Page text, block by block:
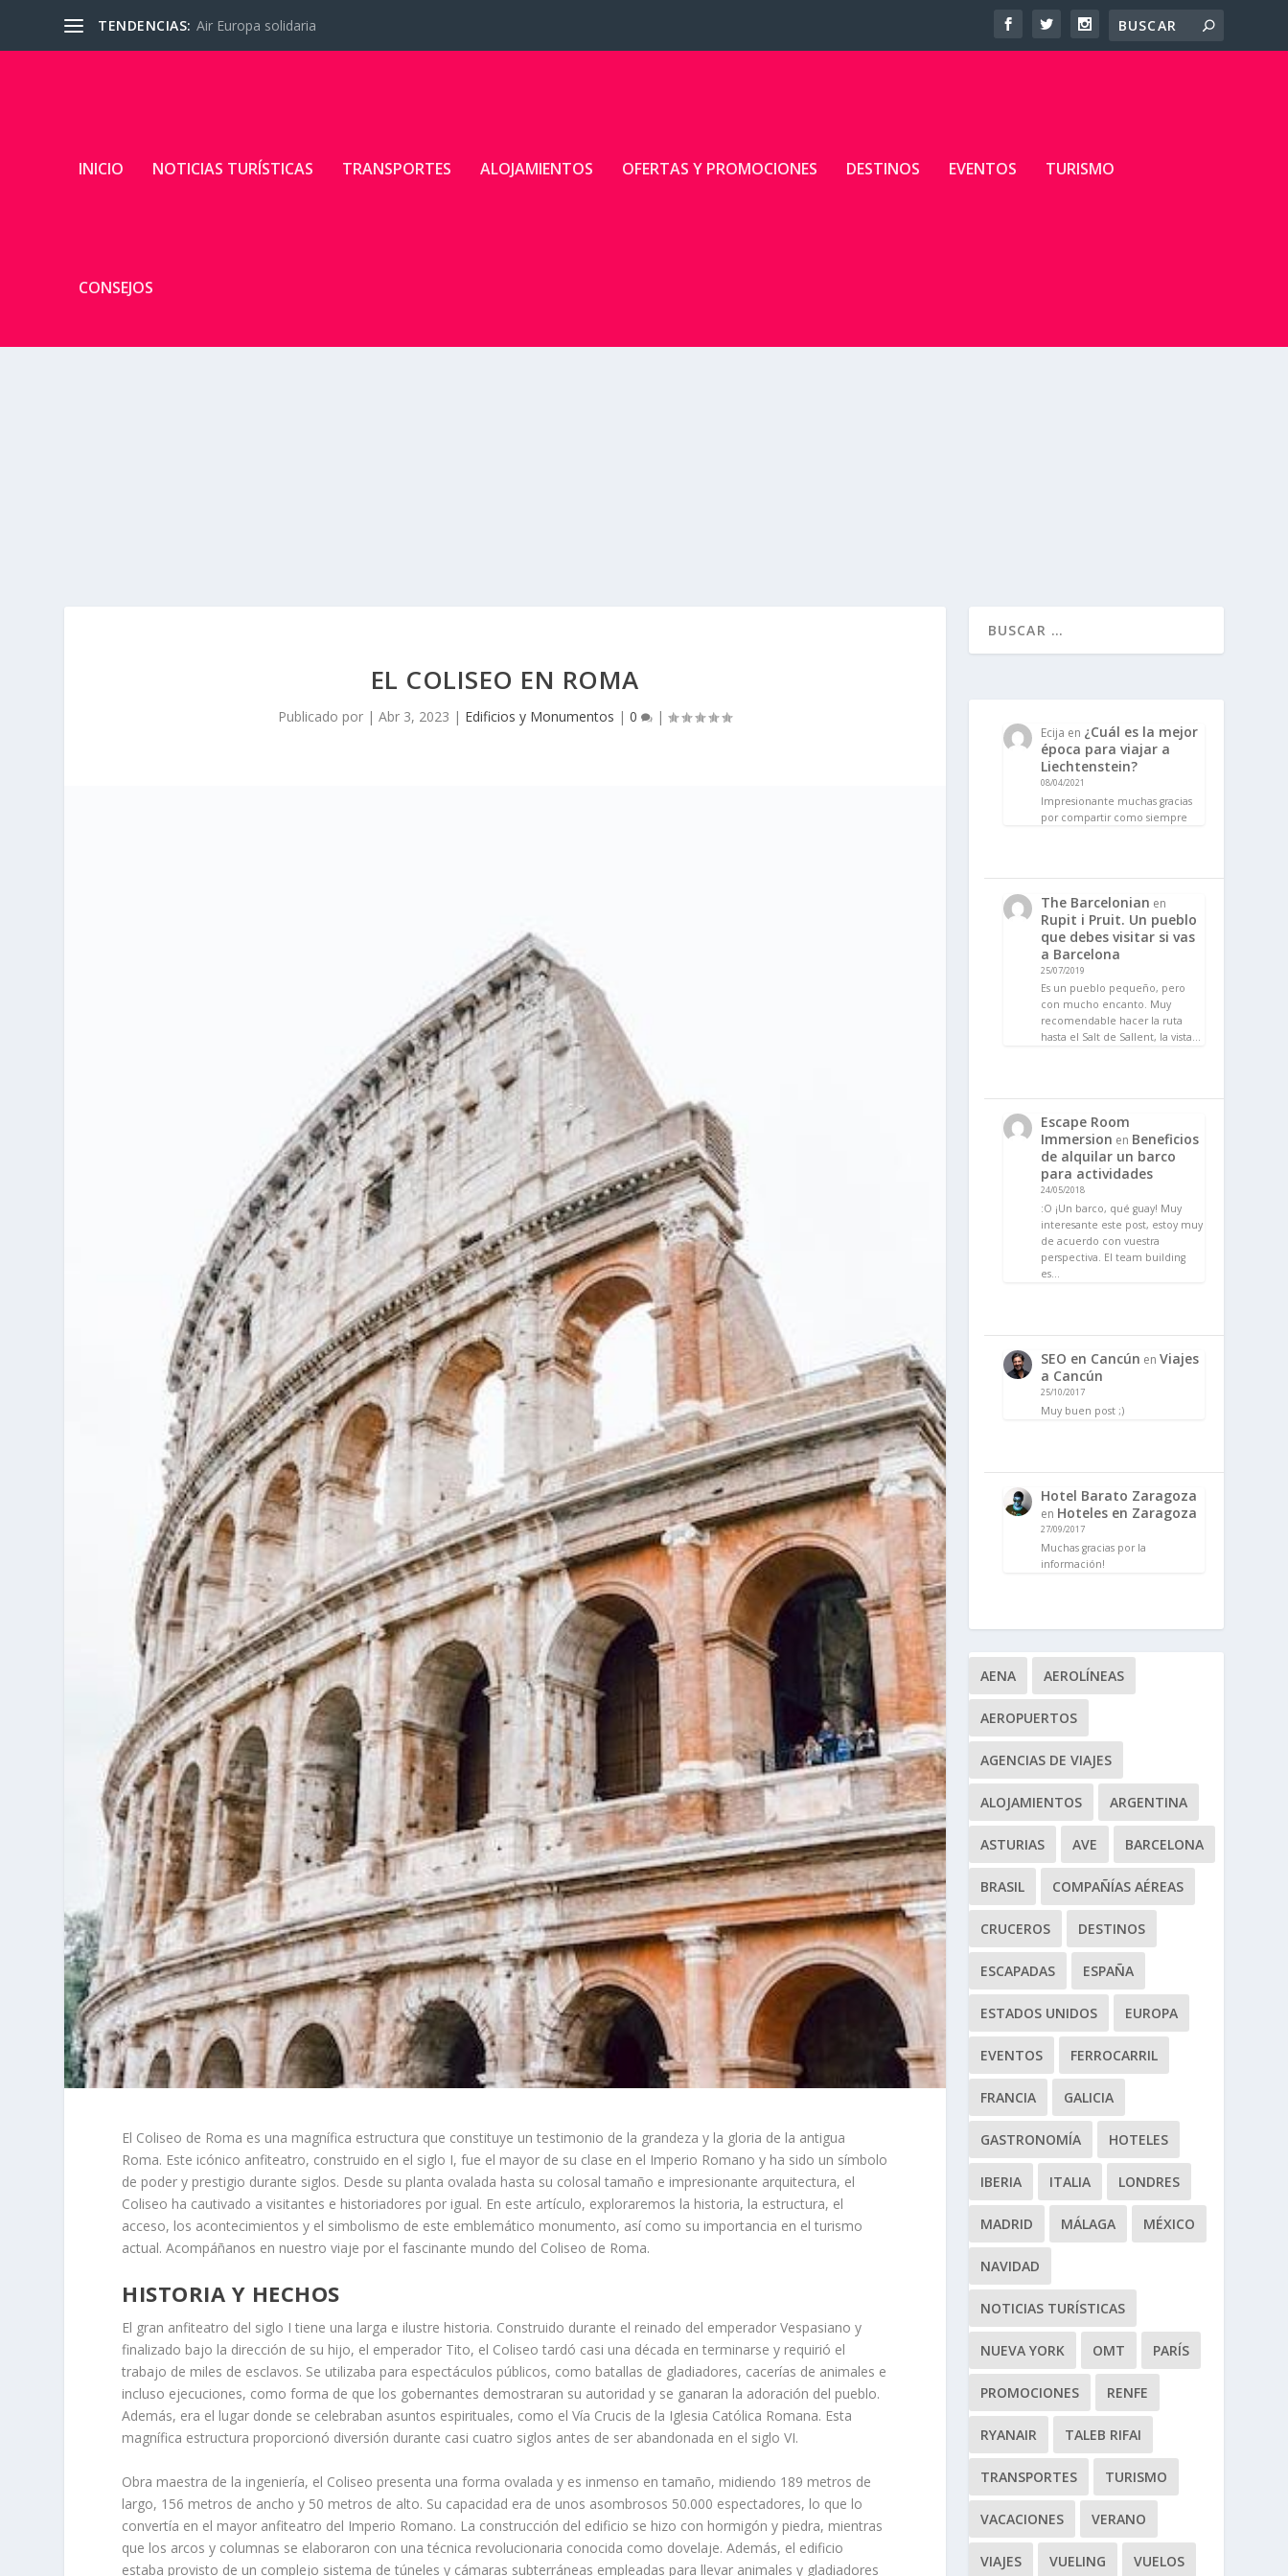
TENDENCIAS: Air Europa solidaria
INICIO NOTICIAS TURÍSTICAS TRANSPORTES ALOJAMIENTOS OFERTAS Y PROMOCIONES DESTINOS EVENTOS TURISMO
CONSEJOS
EL COLISEO EN ROMA
Publicado por |Abr 3, 2023 | Edificios y Monumentos |0 |
El Coliseo de Roma es una magnífica estructura que constituye un testimonio de la grandeza y la gloria de la antigua
Roma. Este icónico anfiteatro, construido en el siglo I, fue el mayor de su clase en el Imperio Romano y ha sido un símbolo
de poder y prestigio durante siglos. Desde su planta ovalada hasta su colosal tamaño e impresionante arquitectura, el
Coliseo ha cautivado a visitantes e historiadores por igual. En este artículo, exploraremos la historia, la estructura, el
acceso, los acontecimientos y el simbolismo de este emblemático monumento, así como su importancia en el turismo
actual. Acompáñanos en nuestro viaje por el fascinante mundo del Coliseo de Roma.
HISTORIA Y HECHOS
El gran anfiteatro del siglo I tiene una larga e ilustre historia. Construido durante el reinado del emperador Vespasiano y
finalizado bajo la dirección de su hijo, el emperador Tito, el Coliseo tardó casi una década en terminarse y requirió el
trabajo de miles de esclavos. Se utilizaba para espectáculos públicos, como batallas de gladiadores, cacerías de animales e
incluso ejecuciones, como forma de que los gobernantes demostraran su autoridad y se ganaran la adoración del pueblo.
Además, era el lugar donde se celebraban asuntos espirituales, como el Vía Crucis de la Iglesia Católica Romana. Esta
magnífica estructura proporcionó diversión durante casi cuatro siglos antes de ser abandonada en el siglo VI.
Obra maestra de la ingeniería, el Coliseo presenta una forma ovalada y es inmenso en tamaño, midiendo 189 metros de
largo, 156 metros de ancho y 50 metros de alto. Su capacidad era de unos asombrosos 50.000 espectadores, lo que lo
convertía en el mayor anfiteatro del Imperio Romano. La construcción del edificio se hizo con hormigón y piedra, mientras
que los arcos y columnas se elaboraron con una técnica revolucionaria conocida como dovelaje. Además, el edificio
estaba provisto de un complejo sistema de túneles y cámaras subterráneas empleadas para llevar animales y gladiadores
Ecija en ¿Cuál es la mejor
época para viajar a
Liechtenstein?
08/04/2021
Impresionante muchas gracias
por compartir como siempre
The Barcelonian en
Rupit i Pruit. Un pueblo
que debes visitar si vas
a Barcelona
25/07/2019
Es un pueblo pequeño, pero
con mucho encanto. Muy
recomendable hacer la ruta
hasta el Salt de Sallent, la vista…
Escape Room
Immersion en Beneficios
de alquilar un barco
para actividades
24/05/2018
:O ¡Un barco, qué guay! Muy
interesante este post, estoy muy
de acuerdo con vuestra
perspectiva. El team building
es…
SEO en Cancún en Viajes
a Cancún
25/10/2017
Muy buen post ;)
Hotel Barato Zaragoza
en Hoteles en Zaragoza
27/09/2017
Muchas gracias por la
información!
AENA AEROLÍNEAS
AEROPUERTOS
AGENCIAS DE VIAJES
ALOJAMIENTOS ARGENTINA
ASTURIAS AVE BARCELONA
BRASIL COMPAÑÍAS AÉREAS
CRUCEROS DESTINOS
ESCAPADAS ESPAÑA
ESTADOS UNIDOS EUROPA
EVENTOS FERROCARRIL
FRANCIA GALICIA
GASTRONOMÍA HOTELES
IBERIA ITALIA LONDRES
MADRID MÁLAGA MÉXICO
NAVIDAD
NOTICIAS TURÍSTICAS
NUEVA YORK OMT PARÍS
PROMOCIONES RENFE
RYANAIR TALEB RIFAI
TRANSPORTES TURISMO
VACACIONES VERANO
VIAJES VUELING VUELOS